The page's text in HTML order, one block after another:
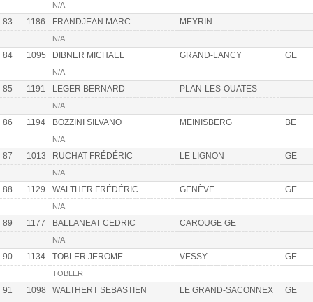
N/A
83 1186 FRANDJEAN MARC MEYRIN
N/A
84 1095 DIBNER MICHAEL GRAND-LANCY GE
N/A
85 1191 LEGER BERNARD PLAN-LES-OUATES
N/A
86 1194 BOZZINI SILVANO MEINISBERG BE
N/A
87 1013 RUCHAT FRÉDÉRIC LE LIGNON GE
N/A
88 1129 WALTHER FRÉDÉRIC GENÈVE GE
N/A
89 1177 BALLANEAT CEDRIC CAROUGE GE
N/A
90 1134 TOBLER JEROME VESSY GE
TOBLER
91 1098 WALTHERT SEBASTIEN LE GRAND-SACONNEX GE